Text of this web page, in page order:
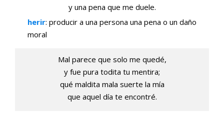
y una pena que me duele.
herir: producir a una persona una pena o un daño
moral
Mal parece que solo me quedé,
y fue pura todita tu mentira;
qué maldita mala suerte la mía
que aquel día te encontré.